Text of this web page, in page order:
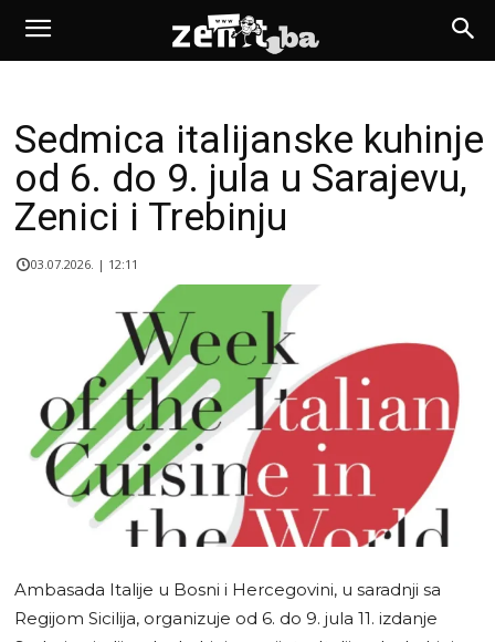
Sedmica italijanske kuhinje
od 6. do 9. jula u Sarajevu,
Zenici i Trebinju
03.07.2026. | 12:11
Ambasada Italije u Bosni i Hercegovini, u saradnji sa
Regijom Sicilija, organizuje od 6. do 9. jula 11. izdanje